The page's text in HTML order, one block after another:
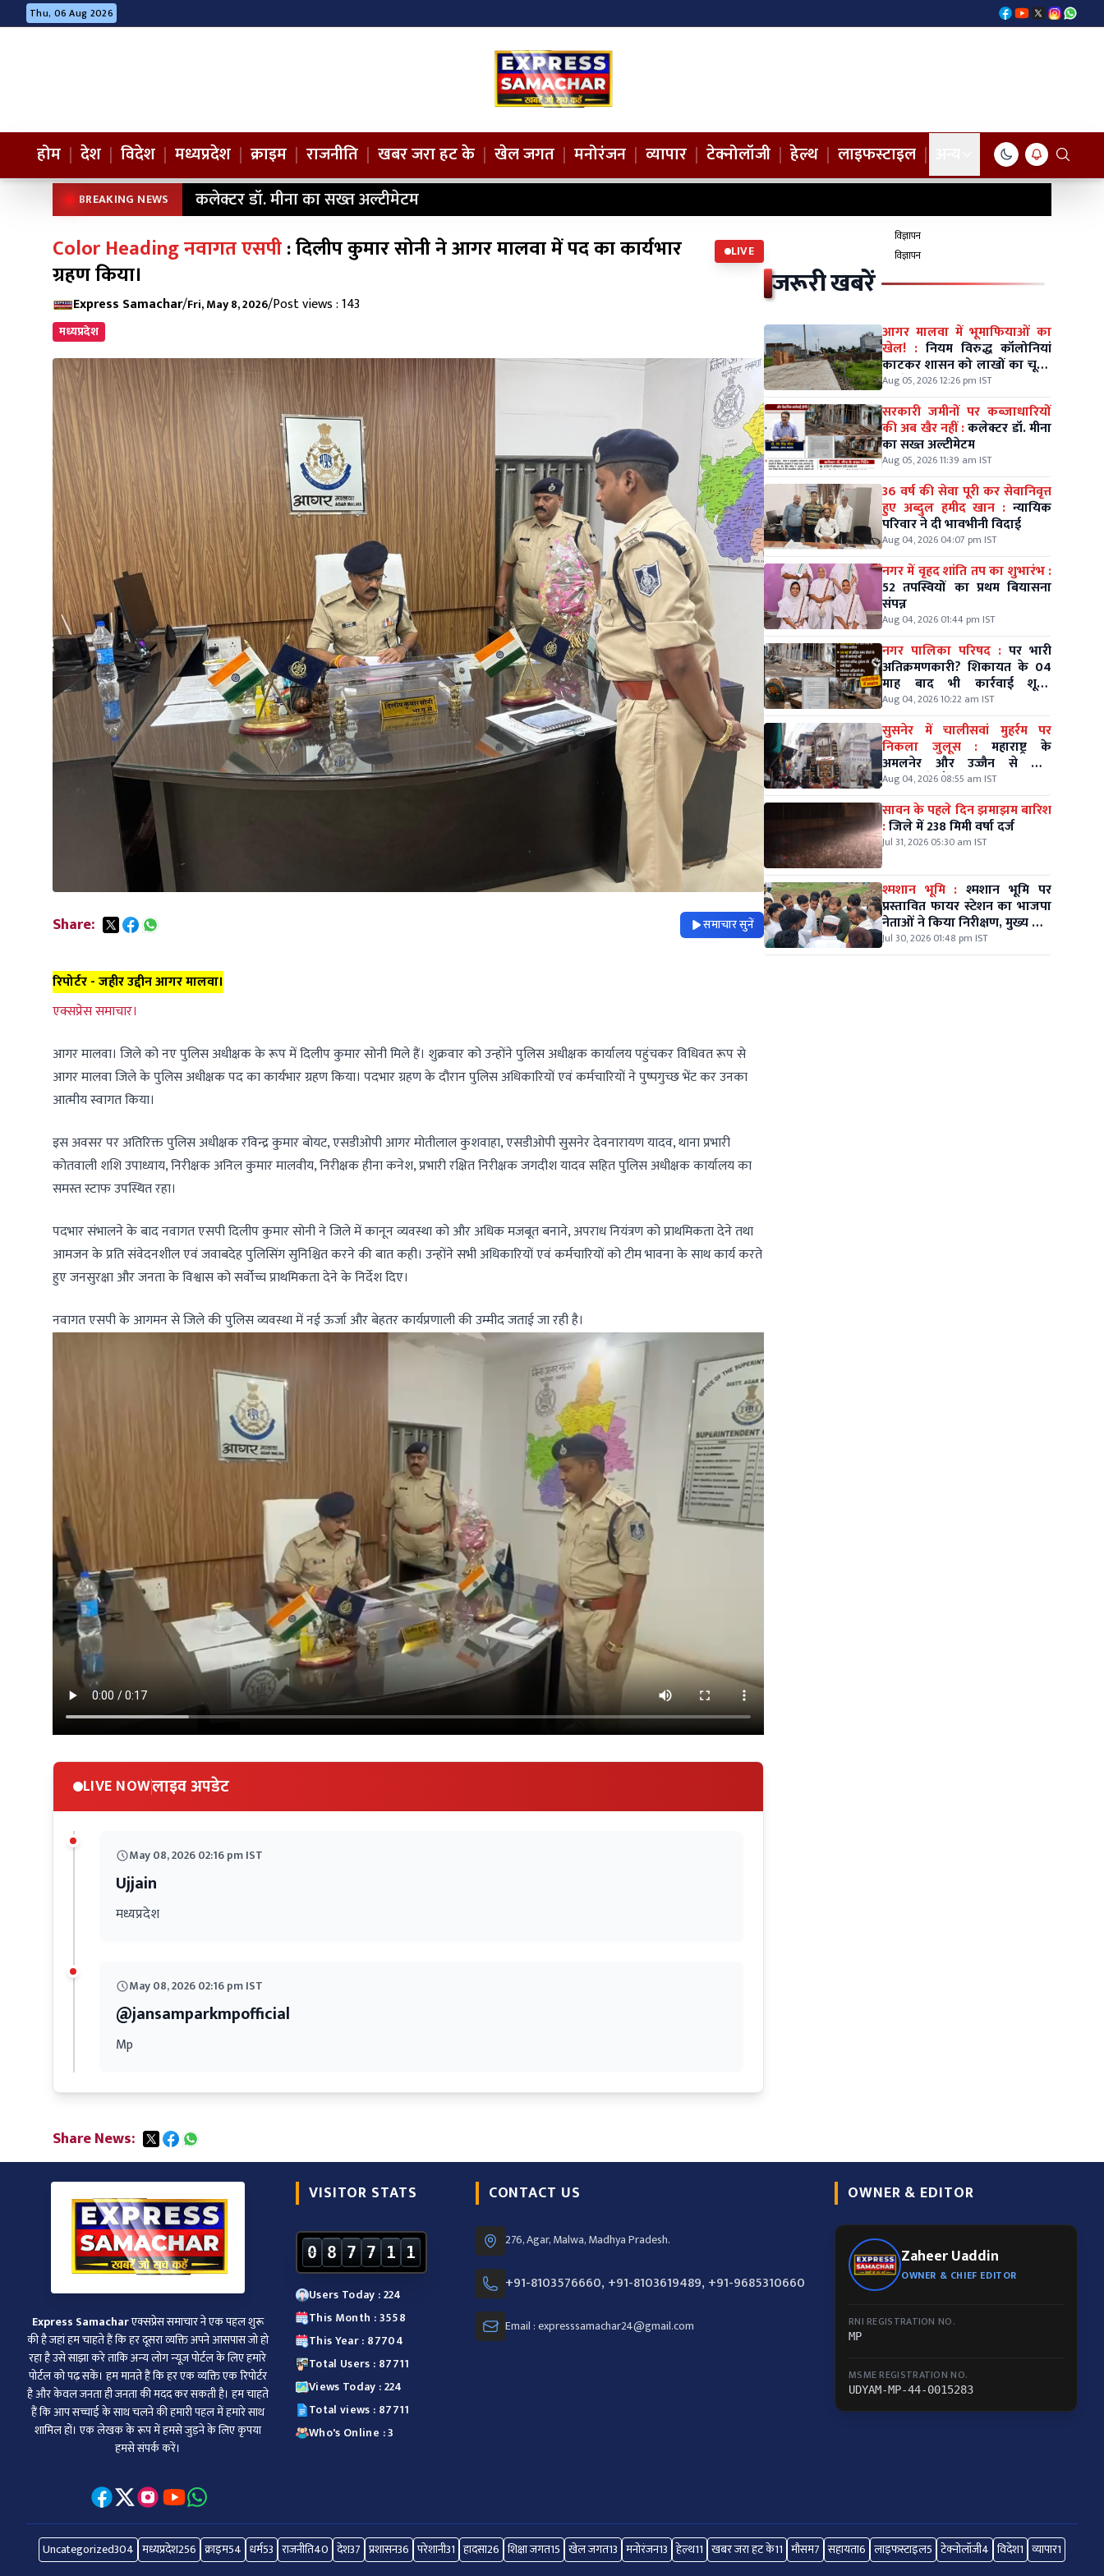
Thu, 06 Aug 2026
होम | देश | विदेश | मध्यप्रदेश | क्राइम | राजनीति | खबर जरा हट के | खेल जगत | मनोरंजन | व्यापार | टेक्नोलॉजी | हेल्थ | लाइफस्टाइल |
BREAKING NEWS कलेक्टर डॉ. मीना का सख्त अल्टीमेटम
Color Heading नवागत एसपी: दिलीप कुमार सोनी ने आगर मालवा में पद का कार्यभार
ग्रहण किया।
LIVE
Express Samachar/Fri, May 8, 2026/Post views : 143
मध्यप्रदेश
Share: समाचार सुनें
रिपोर्टर - जहीर उद्दीन आगर मालवा।
एक्सप्रेस समाचार।
आगर मालवा। जिले को नए पुलिस अधीक्षक के रूप में दिलीप कुमार सोनी मिले हैं। शुक्रवार को उन्होंने पुलिस अधीक्षक कार्यालय पहुंचकर विधिवत रूप से
आगर मालवा जिले के पुलिस अधीक्षक पद का कार्यभार ग्रहण किया। पदभार ग्रहण के दौरान पुलिस अधिकारियों एवं कर्मचारियों ने पुष्पगुच्छ भेंट कर उनका
आत्मीय स्वागत किया।
इस अवसर पर अतिरिक्त पुलिस अधीक्षक रविन्द्र कुमार बोयट, एसडीओपी आगर मोतीलाल कुशवाहा, एसडीओपी सुसनेर देवनारायण यादव, थाना प्रभारी
कोतवाली शशि उपाध्याय, निरीक्षक अनिल कुमार मालवीय, निरीक्षक हीना कनेश, प्रभारी रक्षित निरीक्षक जगदीश यादव सहित पुलिस अधीक्षक कार्यालय का
समस्त स्टाफ उपस्थित रहा।
पदभार संभालने के बाद नवागत एसपी दिलीप कुमार सोनी ने जिले में कानून व्यवस्था को और अधिक मजबूत बनाने, अपराध नियंत्रण को प्राथमिकता देने तथा
आमजन के प्रति संवेदनशील एवं जवाबदेह पुलिसिंग सुनिश्चित करने की बात कही। उन्होंने सभी अधिकारियों एवं कर्मचारियों को टीम भावना के साथ कार्य करते
हुए जनसुरक्षा और जनता के विश्वास को सर्वोच्च प्राथमिकता देने के निर्देश दिए।
नवागत एसपी के आगमन से जिले की पुलिस व्यवस्था में नई ऊर्जा और बेहतर कार्यप्रणाली की उम्मीद जताई जा रही है।
LIVE NOWलाइव अपडेट
May 08, 2026 02:16 pm IST
Ujjain
मध्यप्रदेश
May 08, 2026 02:16 pm IST
@jansamparkmpofficial
Mp
Share News:
विज्ञापन
विज्ञापन
जरूरी खबरें
आगर मालवा में भूमाफियाओं का
खेल! : नियम विरुद्ध कॉलोनियां
काटकर शासन को लाखों का चूना,
जिम्मेदारों की चुप्पी पर सवाल
Aug 05, 2026 12:26 pm IST
सरकारी जमीनों पर कब्जाधारियों
की अब खैर नहीं :कलेक्टर डॉ. मीना
का सख्त अल्टीमेटम
Aug 05, 2026 11:39 am IST
36 वर्ष की सेवा पूरी कर सेवानिवृत्त
हुए अब्दुल हमीद खान : न्यायिक
परिवार ने दी भावभीनी विदाई
Aug 04, 2026 04:07 pm IST
नगर में वृहद शांति तप का शुभारंभ :
52 तपस्वियों का प्रथम बियासना
संपन्न
Aug 04, 2026 01:44 pm IST
नगर पालिका परिषद : पर भारी
अतिक्रमणकारी? शिकायत के 04
माह बाद भी कार्रवाई शून्य,
वार्डवासियों में आक्रोश
Aug 04, 2026 10:22 am IST
सुसनेर में चालीसवां मुहर्रम पर
निकला जुलूस : महाराष्ट्र के
अमलनेर और उज्जैन से आए
कव्वालों ने बाँधा शमा
Aug 04, 2026 08:55 am IST
सावन के पहले दिन झमाझम बारिश
:जिले में 238 मिमी वर्षा दर्ज
Jul 31, 2026 05:30 am IST
श्मशान भूमि : श्मशान भूमि पर
प्रस्तावित फायर स्टेशन का भाजपा
नेताओं ने किया निरीक्षण, मुख्य मार्ग
पर निर्माण की उठाई मांग
Jul 30, 2026 01:48 pm IST
Express Samacharएक्सप्रेस समाचार ने एक पहल शुरू
की है जहां हम चाहते हैं कि हर दूसरा व्‍यक्ति अपने आसपास जो हो
रहा है उसे साझा करे ताकि अन्‍य लोग न्‍यूज पोर्टल के लिए हमारे
पोर्टल को पढ़ सकें। हम मानते हैं कि हर एक व्यक्ति एक रिपोर्टर
है और केवल जनता ही जनता की मदद कर सकती है। हम चाहते
हैं कि आप सच्चाई के साथ चलने की हमारी पहल में हमारे साथ
शामिल हों। एक लेखक के रूप में हमसे जुड़ने के लिए कृपया
हमसे संपर्क करें।
VISITOR STATS
0 8 7 7 1 1
Users Today : 224
This Month : 3558
This Year : 87704
Total Users : 87711
Views Today : 224
Total views : 87711
Who's Online : 3
CONTACT US
276, Agar, Malwa, Madhya Pradesh.
+91-8103576660, +91-8103619489, +91-9685310660
Email : expresssamachar24@gmail.com
OWNER & EDITOR
Zaheer Uaddin
OWNER & CHIEF EDITOR
RNI REGISTRATION NO.
MP
MSME REGISTRATION NO.
UDYAM-MP-44-0015283
Uncategorized304 मध्यप्रदेश256 क्राइम54 धर्म53 राजनीति40 देश37 प्रशासन36 परेशानी31 हादसा26 शिक्षा जगत15 खेल जगत13 मनोरंजन13 हेल्थ11 खबर जरा हट के11 मौसम7 सहायता6 लाइफस्टाइल5 टेक्नोलॉजी4 विदेश1 व्यापार1